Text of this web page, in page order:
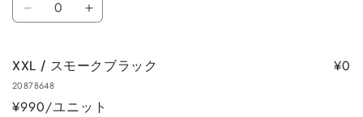
ー
ン
数
量
を
ー
ン
数
を
量
デ
ィ
ア
XXL
デ
ア
XXL / スモークブラック
20878648
¥990/ユニット
¥0